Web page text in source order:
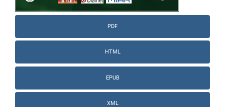
PDF
HTML
EPUB
XML